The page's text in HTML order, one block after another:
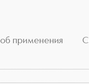
жизни и
покрытие
создает
применения